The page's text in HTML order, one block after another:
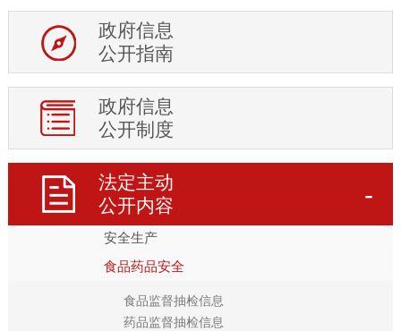
政府信息
公开指南
政府信息
公开制度
法定主动
公开内容
行政权力运行
处罚强制信息
审计信息
稳岗就业
住房保障
科技项目管理
行政事业性收费
生态环境
安全生产
食品药品安全
食品监督抽检信息
药品监督抽检信息